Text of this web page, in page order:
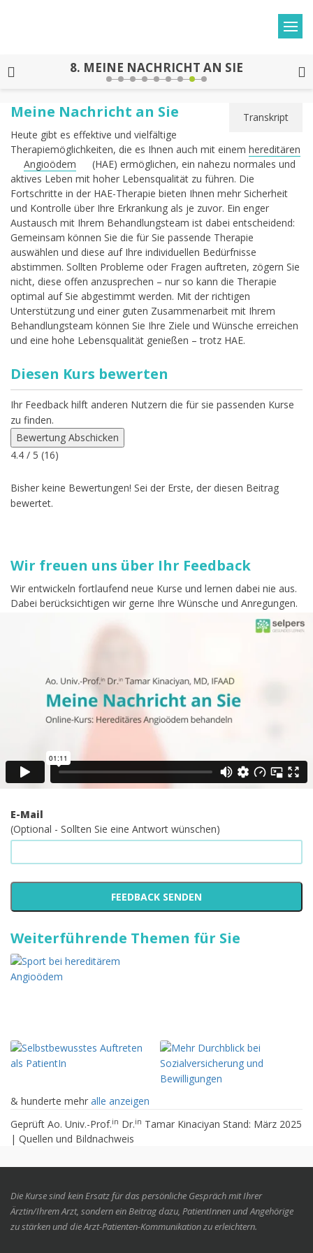
8. MEINE NACHRICHT AN SIE
Transkript
Meine Nachricht an Sie
Heute gibt es effektive und vielfältige
Therapiemöglichkeiten, die es Ihnen auch mit einem hereditären
Angioödem
(HAE) ermöglichen, ein nahezu normales und
aktives Leben mit hoher Lebensqualität zu führen. Die
Fortschritte in der HAE-Therapie bieten Ihnen mehr Sicherheit
und Kontrolle über Ihre Erkrankung als je zuvor. Ein enger
Austausch mit Ihrem Behandlungsteam ist dabei entscheidend:
Gemeinsam können Sie die für Sie passende Therapie
auswählen und diese auf Ihre individuellen Bedürfnisse
abstimmen. Sollten Probleme oder Fragen auftreten, zögern Sie
nicht, diese offen anzusprechen – nur so kann die Therapie
optimal auf Sie abgestimmt werden. Mit der richtigen
Unterstützung und einer guten Zusammenarbeit mit Ihrem
Behandlungsteam können Sie Ihre Ziele und Wünsche erreichen
und eine hohe Lebensqualität genießen – trotz HAE.
Diesen Kurs bewerten
Ihr Feedback hilft anderen Nutzern die für sie passenden Kurse
zu finden.
Bewertung Abschicken
4.4 / 5 (16)
Bisher keine Bewertungen! Sei der Erste, der diesen Beitrag
bewertet.
Wir freuen uns über Ihr Feedback
Wir entwickeln fortlaufend neue Kurse und lernen dabei nie aus.
Dabei berücksichtigen wir gerne Ihre Wünsche und Anregungen.
Wir freuen uns daher sehr über Ihr Feedback. Bitte beachten Sie,
dass wir keine personenbezogenen medizinischen Auskünfte
Ihre Nachricht *
E-Mail
(Optional - Sollten Sie eine Antwort wünschen)
Weiterführende Themen für Sie
& hunderte mehr alle anzeigen
Geprüft Ao. Univ.-Prof.in Dr.in Tamar Kinaciyan Stand: März 2025
| Quellen und Bildnachweis
Die Kurse sind kein Ersatz für das persönliche Gespräch mit Ihrer
Ärztin/Ihrem Arzt, sondern ein Beitrag dazu, PatientInnen und Angehörige
zu stärken und die Arzt-Patienten-Kommunikation zu erleichtern.